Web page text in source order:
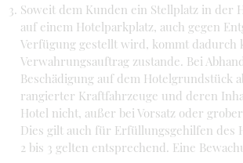
Soweit dem Kunden ein Stellplatz in der
auf einem Hotelparkplatz, auch gegen
Verfügung gestellt wird, kommt dadurch
Verwahrungsauftrag zustande. Bei
Beschädigung auf dem Hotelgrundstück
rangierter Kraftfahrzeuge und deren
Hotel nicht, außer bei Vorsatz oder
Dies gilt auch für Erfüllungsgehilfen des
2 bis 3 gelten entsprechend. Eine